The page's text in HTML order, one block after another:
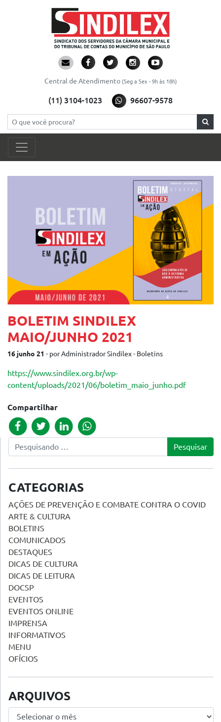
Pesquisar
Central de Atendimento (Seg a Sex - 9h às 18h)
(11) 3104-1023 96607-9578
BOLETIM SINDILEX
MAIO/JUNHO 2021
16 junho 21 - por Administrador Sindilex - Boletins
https://www.sindilex.org.br/wp-
content/uploads/2021/06/boletim_maio_junho.pdf
Compartilhar
Pesquisar
CATEGORIAS
AÇÕES DE PREVENÇÃO E COMBATE CONTRA O COVID
ARTE & CULTURA
BOLETINS
COMUNICADOS
DESTAQUES
DICAS DE CULTURA
DICAS DE LEITURA
DOCSP
EVENTOS
EVENTOS ONLINE
IMPRENSA
INFORMATIVOS
MENU
OFÍCIOS
ARQUIVOS
Arquivos